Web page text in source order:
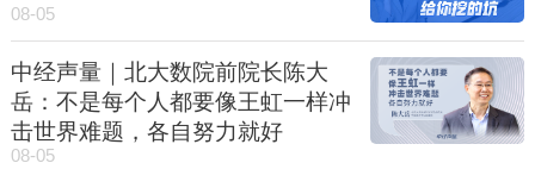
08-05
中经声量｜北大数院前院长陈大
岳：不是每个人都要像王虹一样冲
击世界难题，各自努力就好
08-05